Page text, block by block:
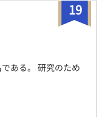
#SDGs #ちきゅうに
ラマ #完結 【登場
三代続く造園屋の一
ャな男だが、現在は
ま くろえ・32歳）学
ち上げた。海外育ち
った かずと・28歳）
19
ある。 研究のため